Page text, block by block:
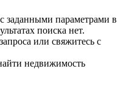
параметрами в
поиска нет.
или свяжитесь с
недвижимость